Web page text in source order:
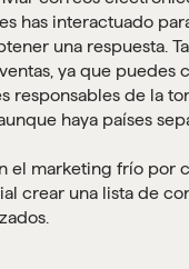
has interactuado
una respuesta.
ya que puedes
responsables de la
haya países
el marketing frío por
crear una lista de